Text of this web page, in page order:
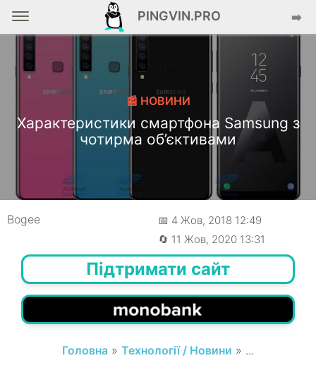
PINGVIN.PRO ➡️
📰 НОВИНИ
Характеристики смартфона Samsung з
чотирма об’єктивами
Bogee
📅 4 Жов, 2018 12:49
🔄 11 Жов, 2020 13:31
Підтримати сайт
Головна » Технології / Новини » ...